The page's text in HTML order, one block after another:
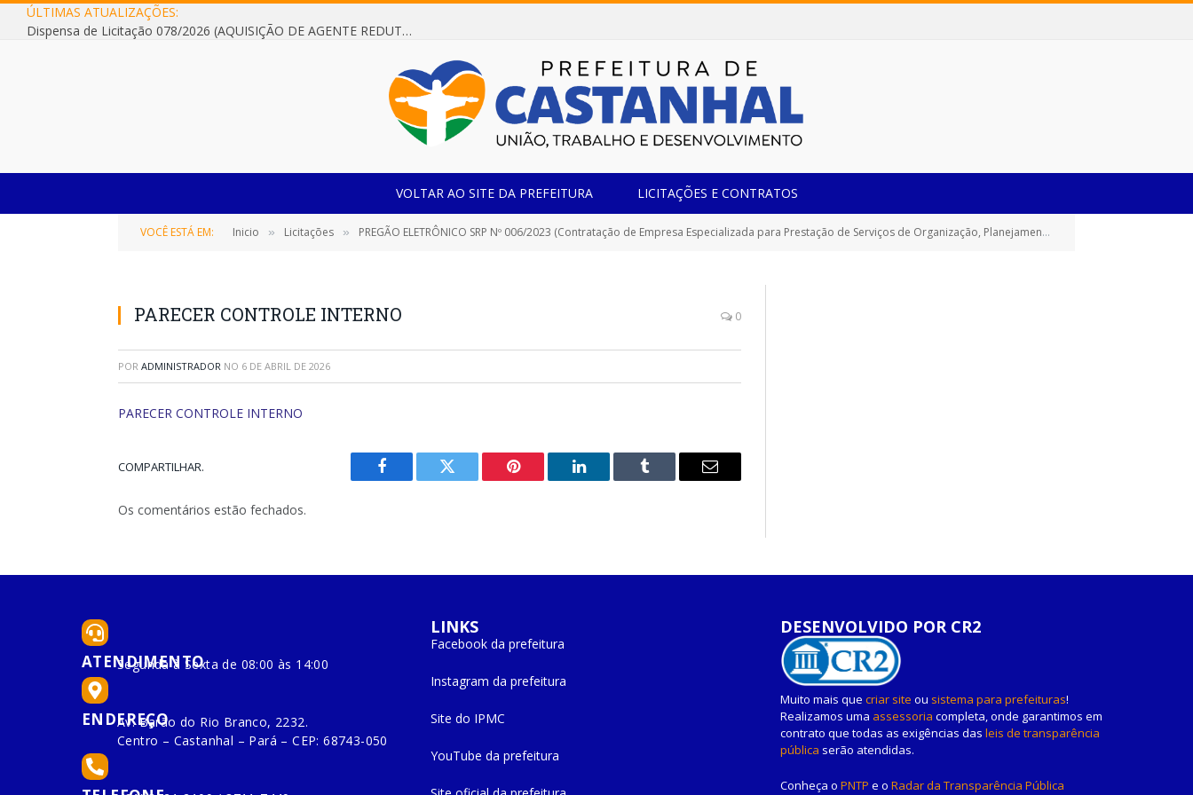
ÚLTIMAS ATUALIZAÇÕES:
Dispensa de Licitação 078/2026 (AQUISIÇÃO DE AGENTE REDUTOR LÍQUIDO AUTOMOTIVO – ARLA 32, PARA ATENDER A FROTA OFICIAL DE VEÍCULOS DA SECRETARIA MUNICIPAL DE EDUCAÇÃO DO MUNICÍPIO DE CASTANHAL/PA)
VOLTAR AO SITE DA PREFEITURA LICITAÇÕES E CONTRATOS
VOCÊ ESTÁ EM: Inicio » Licitações » PREGÃO ELETRÔNICO SRP Nº 006/2023 (Contratação de Empresa Especializada para Prestação de Serviços de Organização, Planejamento Operacional e Execução de Eventos, Elaboração, Locação e Fornecimento de Todo o Material e Infraestrutura Necessários, Que Serão Utilizados Durante a Programação de Eventos Comemorativos e Educacionais, Culturais e Esportivos)
PARECER CONTROLE INTERNO 0
POR ADMINISTRADOR NO 6 DE ABRIL DE 2026
PARECER CONTROLE INTERNO
COMPARTILHAR.
Facebook Twitter Pinterest
O
Tumblr
E-
Os comentários estão fechados.
ATENDIMENTO
Segunda à Sexta de 08:00 às 14:00
ENDEREÇO
Av. Barão do Rio Branco, 2232.
Centro – Castanhal – Pará – CEP: 68743-050
LINKS
Facebook da prefeitura
Instagram da prefeitura
Site do IPMC
YouTube da prefeitura
DESENVOLVIDO POR CR2
Muito mais que criar site ou sistema para prefeituras!
Realizamos uma assessoria completa, onde garantimos em
contrato que todas as exigências das leis de transparência
pública serão atendidas.
Conheça o PNTP e o Radar da Transparência Pública